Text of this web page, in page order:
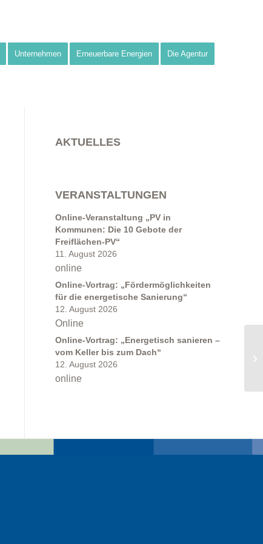
Unternehmen Erneuerbare Energien Die Agentur
AKTUELLES
VERANSTALTUNGEN
Online-Veranstaltung „PV in
Kommunen: Die 10 Gebote der
Freiflächen-PV“
11. August 2026
online
Online-Vortrag: „Fördermöglichkeiten
für die energetische Sanierung“
12. August 2026
Online
Online-Vortrag: „Energetisch sanieren –
vom Keller bis zum Dach“
12. August 2026
online